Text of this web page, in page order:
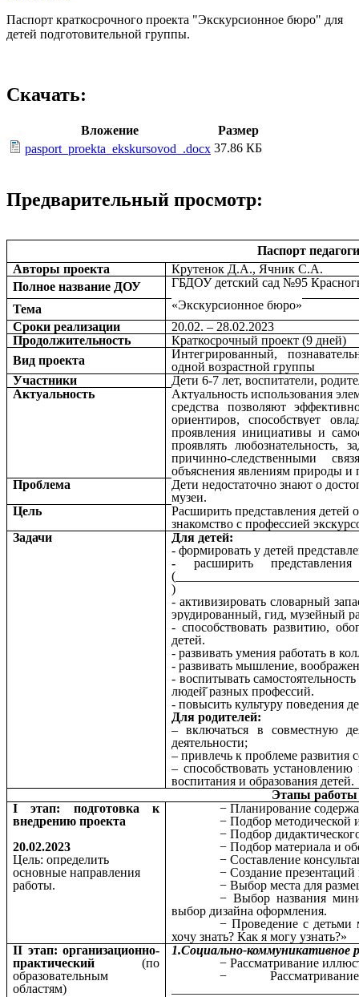
Паспорт краткосрочного проекта "Экскурсионное бюро" для
детей подготовительной группы.
Скачать:
Вложение
Размер
pasport_proekta_ekskursovod_.docx 37.86 КБ
Предварительный просмотр:
Паспорт
Авторы проекта
Крутенок Д.А., Ячник С.А.
Полное название ДОУ
ГБДОУ детский сад №95
Тема
«Экскурсионное бюро»
Сроки реализации
20.02. – 28.02.2023
Продолжительность
Краткосрочный проект (9 дней)
Вид проекта
Интегрированный,
одной возрастной группы
Участники
Дети 6-7 лет, воспитатели,
Актуальность
Актуальность использования
средства позволяют
ориентиров, способствует
проявления инициативы и
проявлять любознательность,
причинно-следственными
объяснения явлениям природы и
Проблема
Дети недостаточно знают о
музеи.
Цель
Расширить представления детей
знакомство с профессией
Задачи
Для детей:
- формировать у детей
- расширить
)
- активизировать словарный
эрудированный, гид, музейный
- способствовать развитию,
детей.
- развивать умения работать в
- развивать мышление,
- воспитывать
людей̆ разных профессий.
- повысить культуру поведения
Для родителей:
– включаться в совместную
деятельности;
– привлечь к проблеме
– способствовать
воспитания и образования детей.
Этапы работы
I этап: подготовка к
внедрению проекта
20.02.2023
Цель: определить
основные направления
работы.
Планирование
Подбор методической
Подбор
Подбор материала и
Составление
Создание презентаций
Выбор места для
Выбор названия
выбор дизайна оформления.
Проведение с
хочу знать? Как я могу узнать?»
II этап: организационно-
практический (по
образовательным
областям)
1.Социально-коммуникативное
Рассматривание